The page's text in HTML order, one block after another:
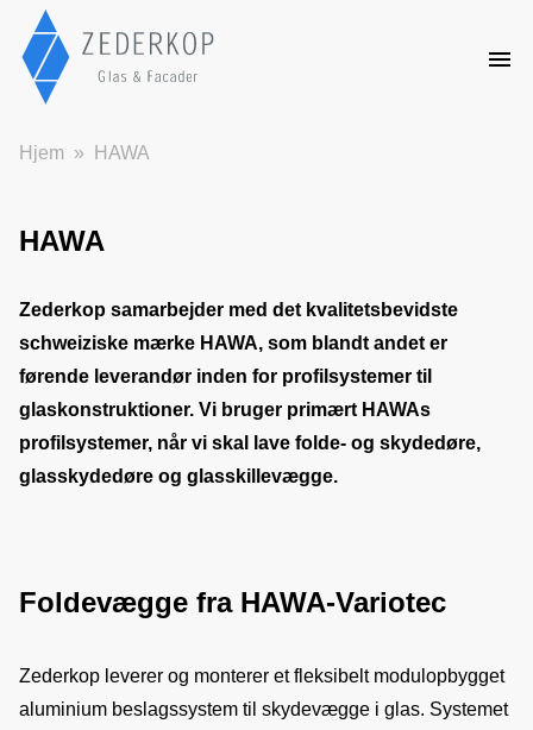
Hjem HAWA
HAWA
Zederkop samarbejder med det kvalitetsbevidste
schweiziske mærke HAWA, som blandt andet er
førende leverandør inden for profilsystemer til
glaskonstruktioner. Vi bruger primært HAWAs
profilsystemer, når vi skal lave folde- og skydedøre,
glasskydedøre og glasskillevægge.
Foldevægge fra HAWA-Variotec
Zederkop leverer og monterer et fleksibelt modulopbygget
aluminium beslagssystem til skydevægge i glas. Systemet